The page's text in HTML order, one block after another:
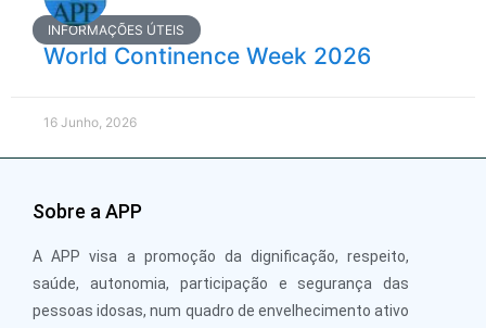
INFORMAÇÕES ÚTEIS
World Continence Week 2026
16 Junho, 2026
Sobre a APP
A APP visa a promoção da dignificação, respeito,
saúde, autonomia, participação e segurança das
pessoas idosas, num quadro de envelhecimento ativo